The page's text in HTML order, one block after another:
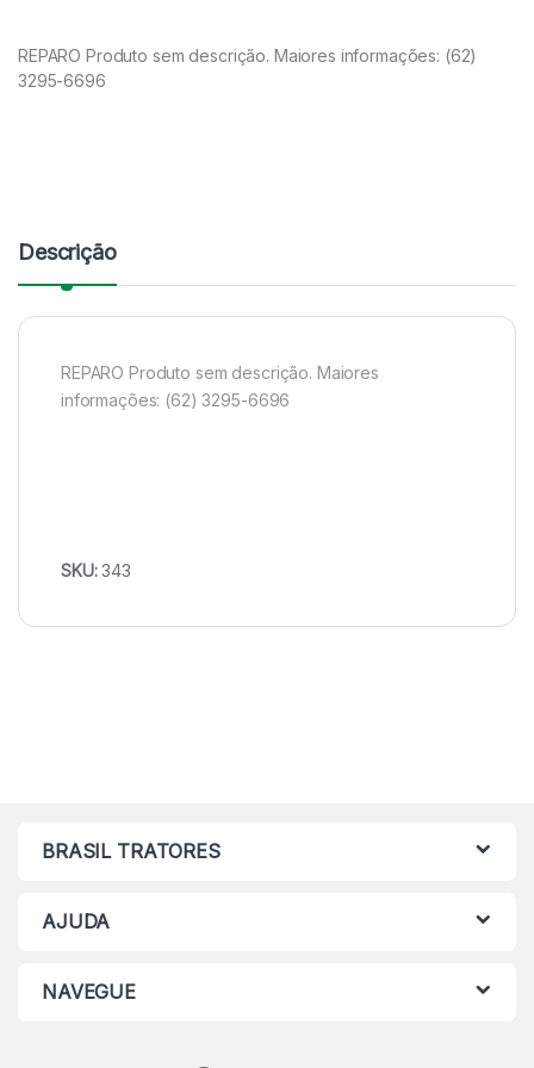
REPARO Produto sem descrição. Maiores informações: (62)
3295-6696
Descrição
REPARO Produto sem descrição. Maiores
informações: (62) 3295-6696
SKU:343
BRASIL TRATORES
AJUDA
NAVEGUE